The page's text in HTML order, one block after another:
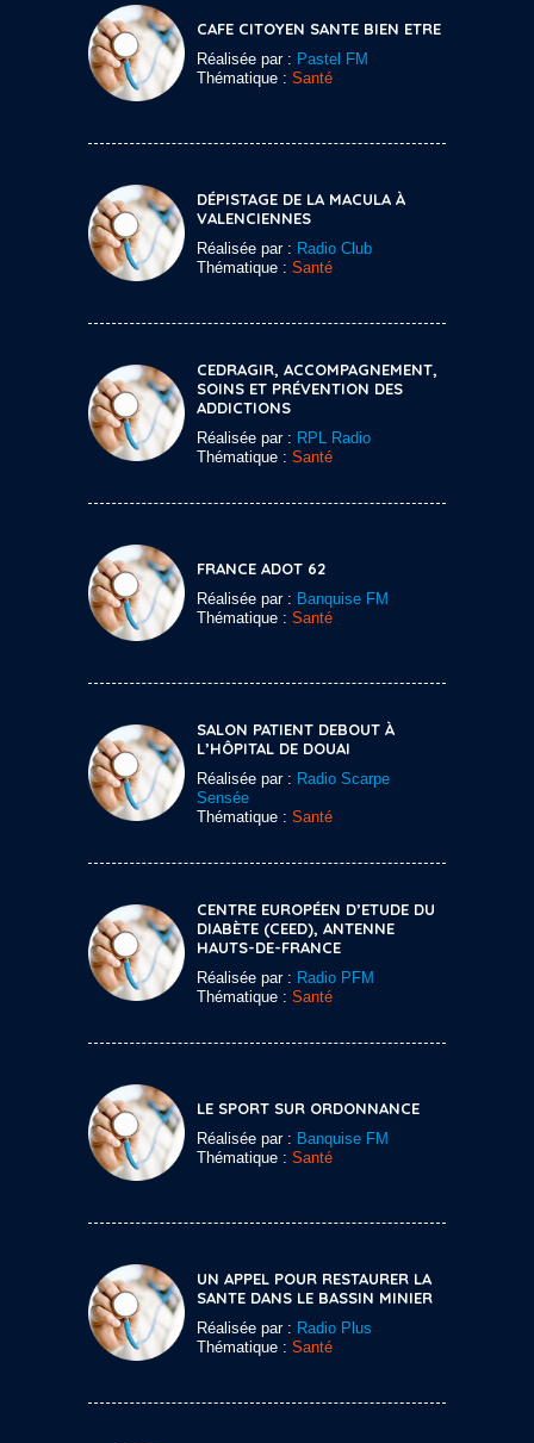
CAFE CITOYEN SANTE BIEN ETRE
Réalisée par : Pastel FM
Thématique : Santé
DÉPISTAGE DE LA MACULA À
VALENCIENNES
Réalisée par : Radio Club
Thématique : Santé
CEDRAGIR, ACCOMPAGNEMENT,
SOINS ET PRÉVENTION DES
ADDICTIONS
Réalisée par : RPL Radio
Thématique : Santé
FRANCE ADOT 62
Réalisée par : Banquise FM
Thématique : Santé
SALON PATIENT DEBOUT À
L’HÔPITAL DE DOUAI
Réalisée par : Radio Scarpe
Sensée
Thématique : Santé
CENTRE EUROPÉEN D’ETUDE DU
DIABÈTE (CEED), ANTENNE
HAUTS-DE-FRANCE
Réalisée par : Radio PFM
Thématique : Santé
LE SPORT SUR ORDONNANCE
Réalisée par : Banquise FM
Thématique : Santé
UN APPEL POUR RESTAURER LA
SANTE DANS LE BASSIN MINIER
Réalisée par : Radio Plus
Thématique : Santé